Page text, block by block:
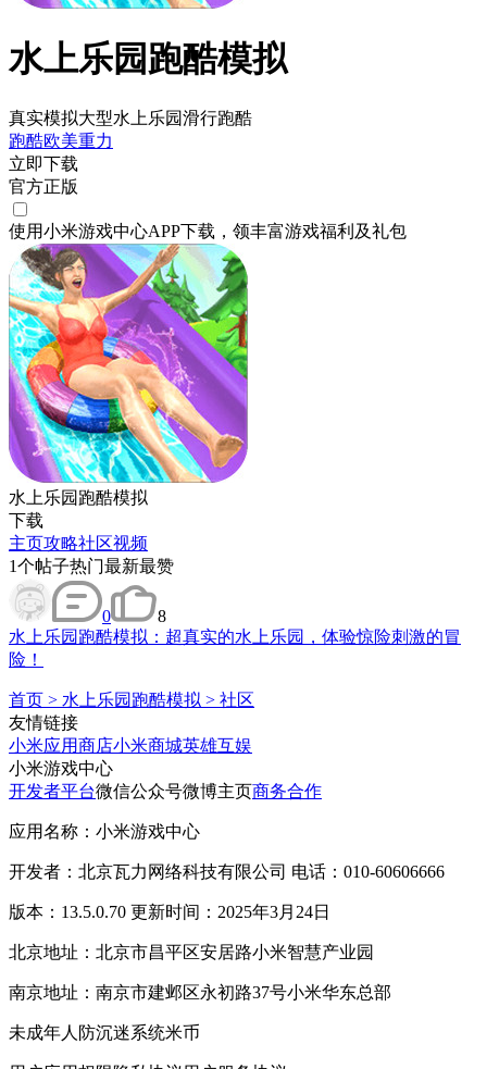
水上乐园跑酷模拟
真实模拟大型水上乐园滑行跑酷
跑酷欧美重力
立即下载
官方正版
使用小米游戏中心APP下载 ，领丰富游戏福利 及礼包
水上乐园跑酷模拟
下载
主页攻略社区视频
1个帖子热门最新最赞
0
8
水上乐园跑酷模拟：超真实的水上乐园，体验惊险刺激的冒
险！
首页 > 水上乐园跑酷模拟 > 社区
友情链接
小米应用商店小米商城英雄互娱
小米游戏中心
开发者平台微信公众号微博主页商务合作
应用名称：小米游戏中心
开发者：北京瓦力网络科技有限公司 电话：010-60606666
版本：13.5.0.70 更新时间：2025年3月24日
北京地址：北京市昌平区安居路小米智慧产业园
南京地址：南京市建邺区永初路37号小米华东总部
未成年人防沉迷系统米币